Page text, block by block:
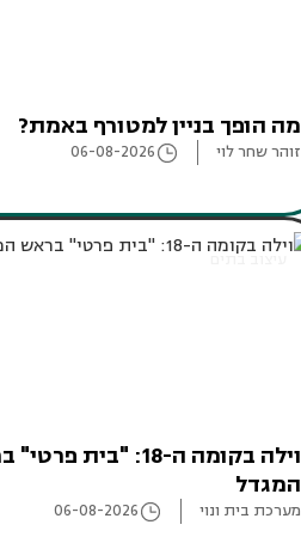
מה הופך בניין למטורף באמת?
זוהר שחר לוי 06-08-2026
עיצוב בתים
וילה בקומה ה-18: "בית
המגדל
מערכת בית ונוי 06-08-2026